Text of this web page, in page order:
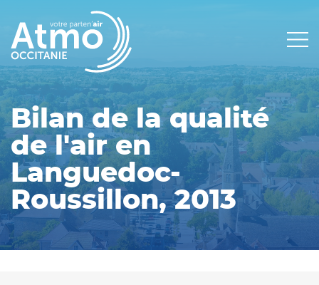
Main
navigation
Bilan de la qualité
de l'air en
Languedoc-
Roussillon, 2013
Panneau de gestion des cookies